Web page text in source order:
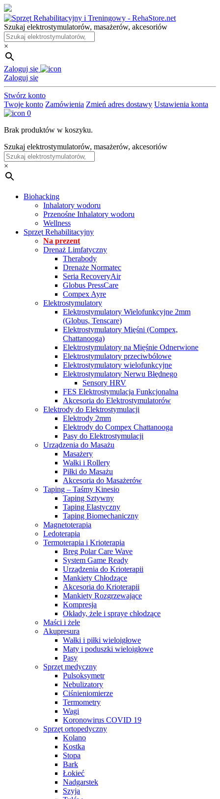
Skip
to
the
content
Szukaj elektrostymulatorów, masażerów, akcesoriów
×
Zaloguj się
Zaloguj się
Stwórz konto
Twoje konto Zamówienia Zmień adres dostawy Ustawienia konta
0
Brak produktów w koszyku.
Szukaj elektrostymulatorów, masażerów, akcesoriów
×
Biohacking
Inhalatory wodoru
Przenośne Inhalatory wodoru
Wellness
Sprzęt Rehabilitacyjny
Na prezent
Drenaż Limfatyczny
Therabody
Drenaże Normatec
Seria RecoveryAir
Globus PressCare
Compex Ayre
Elektrostymulatory
Elektrostymulatory Wielofunkcyjne 2mm
(Globus, Tenscare)
Elektrostymulatory Mięśni (Compex,
Chattanooga)
Elektrostymulatory na Mięśnie Odnerwione
Elektrostymulatory przeciwbólowe
Elektrostymulatory wielofunkcyjne
Elektrostymulatory Nerwu Błędnego
Sensory HRV
FES Elektrostymulacja Funkcjonalna
Akcesoria do Elektrostymulatorów
Elektrody do Elektrostymulacji
Elektrody 2mm
Elektrody do Compex Chattanooga
Pasy do Elektrostymulacji
Urządzenia do Masażu
Masażery
Wałki i Rollery
Piłki do Masażu
Akcesoria do Masażerów
Taping – Taśmy Kinesio
Taping Sztywny
Taping Elastyczny
Taping Biomechaniczny
Magnetoterapia
Ledoterapia
Termoterapia i Krioterapia
Breg Polar Care Wave
System Game Ready
Urządzenia do Krioterapii
Mankiety Chłodzące
Akcesoria do Krioterapii
Mankiety Rozgrzewające
Kompresja
Okłady, żele i spraye chłodzące
Maści i żele
Akupresura
Wałki i piłki wieloigłowe
Maty i poduszki wieloigłowe
Pasy
Sprzęt medyczny
Pulsoksymetr
Nebulizatory
Ciśnieniomierze
Termometry
Wagi
Koronowirus COVID 19
Sprzęt ortopedyczny
Kolano
Kostka
Stopa
Bark
Łokieć
Nadgarstek
Szyja